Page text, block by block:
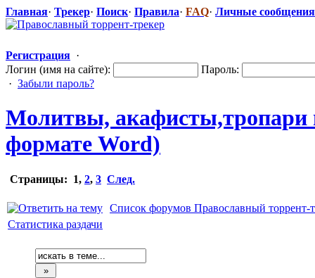
Главная· Трекер· Поиск· Правила· FAQ· Личные сообщения
Регистрация ·
Логин (имя на сайте):
Пароль:
· Забыли пароль?
Молитвы, акафисты,тро​пари
формате Word)
Страницы: 1, 2, 3 След.
Список форумов Православный торрент-
Статистика раздачи